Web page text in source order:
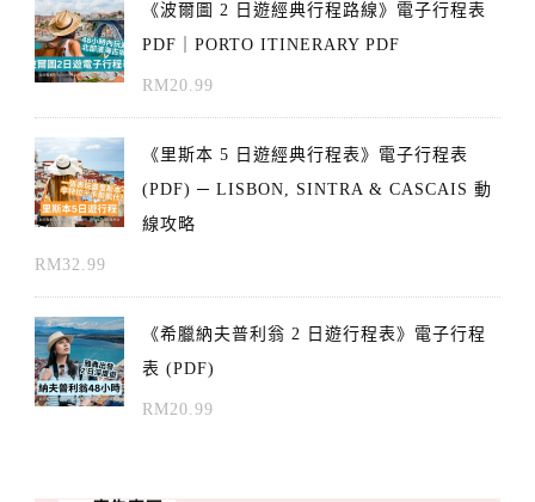
《波爾圖 2 日遊經典行程路線》電子行程表
PDF｜PORTO ITINERARY PDF
RM20.99
《里斯本 5 日遊經典行程表》電子行程表
(PDF) ─ LISBON, SINTRA & CASCAIS 動
線攻略
RM32.99
《希臘納夫普利翁 2 日遊行程表》電子行程
表 (PDF)
RM20.99